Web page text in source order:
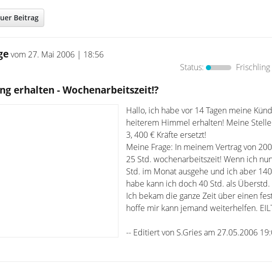
Beitrag
vom 27. Mai 2006 | 18:56
Status:
Frischling
erhalten - Wochenarbeitszeit!?
Hallo, ich habe vor 14 Tagen meine
heiterem Himmel erhalten! Meine
3, 400 € Kräfte ersetzt!
Meine Frage: In meinem Vertrag von
25 Std. wochenarbeitszeit! Wenn ich
Std. im Monat ausgehe und ich aber
habe kann ich doch 40 Std. als
Ich bekam die ganze Zeit über einen
hoffe mir kann jemand weiterhelfen.
-- Editiert von S.Gries am 27.05.2006